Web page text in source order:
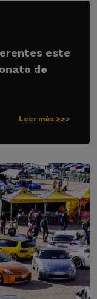
este
de
Leer más >>>